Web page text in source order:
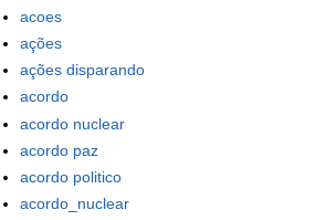
acoes
ações
ações disparando
acordo
acordo nuclear
acordo paz
acordo politico
acordo_nuclear